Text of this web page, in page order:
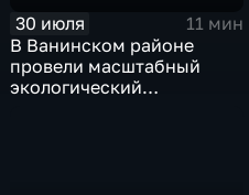
30 июля
11 мин
В Ванинском районе
провели масштабный
экологический